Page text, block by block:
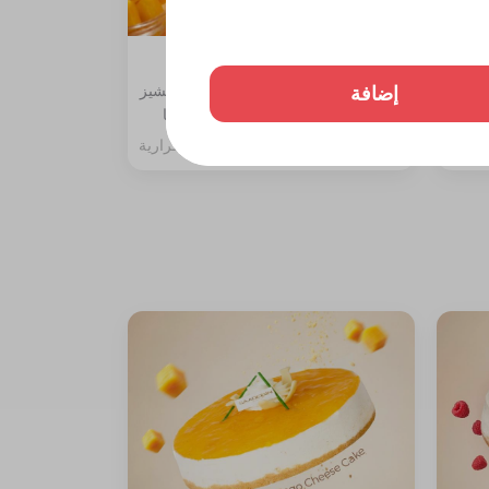
جلي
تشيز كيك مانجو قطعة
المكونات: طبقة بسكوت دايجستف والتشيز
مع سبونج الفانيليا مغطاة بصوص المنجا
إضافة